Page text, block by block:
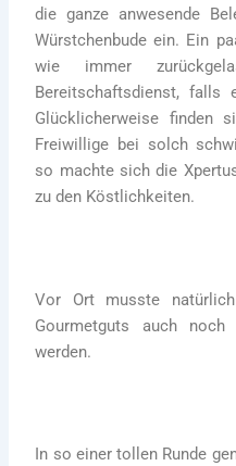
die ganze anwesende
Würstchenbude ein. Ein
wie immer
Bereitschaftsdienst,
Glücklicherweise finden
Freiwillige bei solch
so machte sich die
zu den Köstlichkeiten.
Vor Ort musste
Gourmetguts auch noch
werden.
In so einer tollen Runde